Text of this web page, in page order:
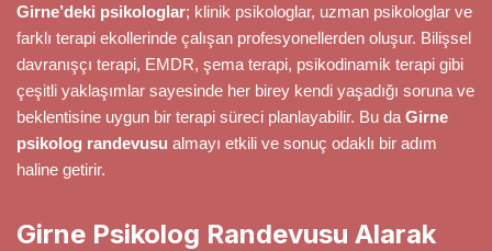
Girne’deki psikologlar; klinik psikologlar, uzman psikologlar ve
farklı terapi ekollerinde çalışan profesyonellerden oluşur. Bilişsel
davranışçı terapi, EMDR, şema terapi, psikodinamik terapi gibi
çeşitli yaklaşımlar sayesinde her birey kendi yaşadığı soruna ve
beklentisine uygun bir terapi süreci planlayabilir. Bu da Girne
psikolog randevusu almayı etkili ve sonuç odaklı bir adım
haline getirir.
Girne Psikolog Randevusu Alarak